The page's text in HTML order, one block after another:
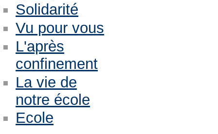
Solidarité
Vu pour vous
L'après
confinement
La vie de
notre école
Ecole